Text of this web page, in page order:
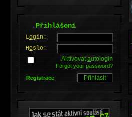
.Přihlášení
Login:
Heslo:
Aktivovatautologin
Forgot your password?
Registrace